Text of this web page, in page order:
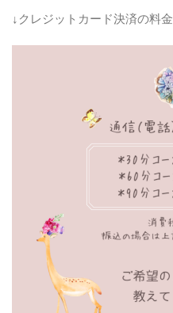
↓クレジットカード決済の料金